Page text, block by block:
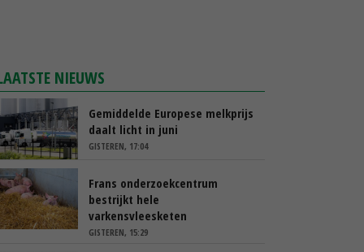
NIEUWS
Gemiddelde Europese melkprijs
daalt licht in juni
GISTEREN, 17:04
Frans onderzoekcentrum
bestrijkt hele
varkensvleesketen
GISTEREN, 15:29